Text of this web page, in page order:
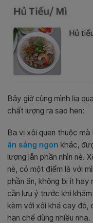
Bây giờ cùng mình lia
chất lượng ra sao hen:
Ba vị xôi quen thuộc
ăn sáng ngon khác,
lượng lẫn phần nhìn nè.
nè, có một điểm là với
phần ăn, không bị ít hay
cần lưu ý trước khi
kèm với xôi khá cay đó,
hạn chế dùng nhiều nha.